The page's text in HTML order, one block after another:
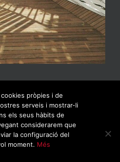
reservados |
pròpies i de
serveis i mostrar-li
els seus hàbits de
considerarem que
la configuració del
moment. Més